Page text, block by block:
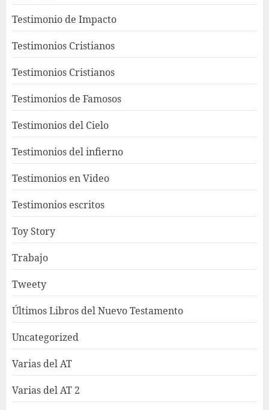
Testimonio de Impacto
Testimonios Cristianos
Testimonios Cristianos
Testimonios de Famosos
Testimonios del Cielo
Testimonios del infierno
Testimonios en Video
Testimonios escritos
Toy Story
Trabajo
Tweety
Últimos Libros del Nuevo Testamento
Uncategorized
Varias del AT
Varias del AT 2